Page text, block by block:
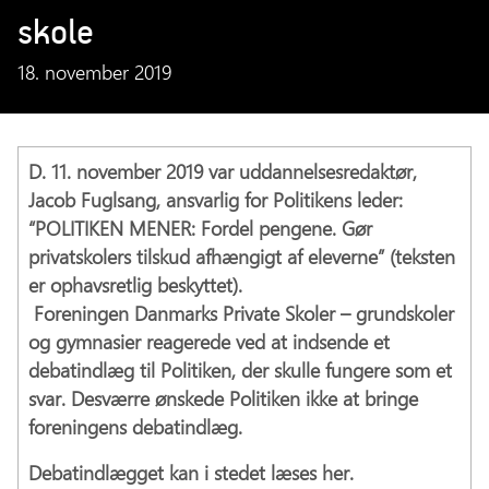
skole
18. november 2019
D. 11. november 2019 var uddannelsesredaktør,
Jacob Fuglsang, ansvarlig for Politikens leder:
“POLITIKEN MENER: Fordel pengene. Gør
privatskolers tilskud afhængigt af eleverne” (teksten
er ophavsretlig beskyttet).
Foreningen Danmarks Private Skoler – grundskoler
og gymnasier reagerede ved at indsende et
debatindlæg til Politiken, der skulle fungere som et
svar. Desværre ønskede Politiken ikke at bringe
foreningens debatindlæg.
Debatindlægget kan i stedet læses her.